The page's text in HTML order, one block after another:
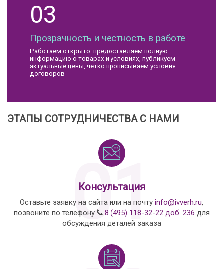
03
Прозрачность и честность в работе
Работаем открыто: предоставляем полную
информацию о товарах и условиях, публикуем
актуальные цены, чётко прописываем условия
договоров
ЭТАПЫ СОТРУДНИЧЕСТВА С НАМИ
01
Консультация
Оставьте заявку на сайта или на почту info@ivverh.ru,
позвоните по телефону
8 (495) 118-32-22 доб. 236 для
обсуждения деталей заказа